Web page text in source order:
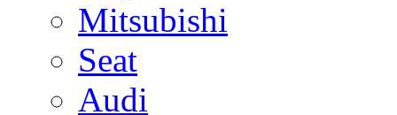
Mitsubishi
Seat
Audi